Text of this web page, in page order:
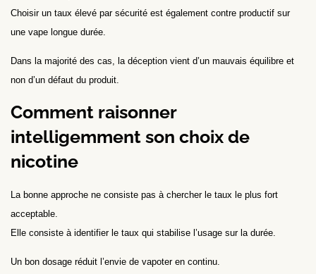
Choisir un taux élevé par sécurité est également contre productif sur
une vape longue durée.
Dans la majorité des cas, la déception vient d’un mauvais équilibre et
non d’un défaut du produit.
Comment raisonner
intelligemment son choix de
nicotine
La bonne approche ne consiste pas à chercher le taux le plus fort
acceptable.
Elle consiste à identifier le taux qui stabilise l’usage sur la durée.
Un bon dosage réduit l’envie de vapoter en continu.